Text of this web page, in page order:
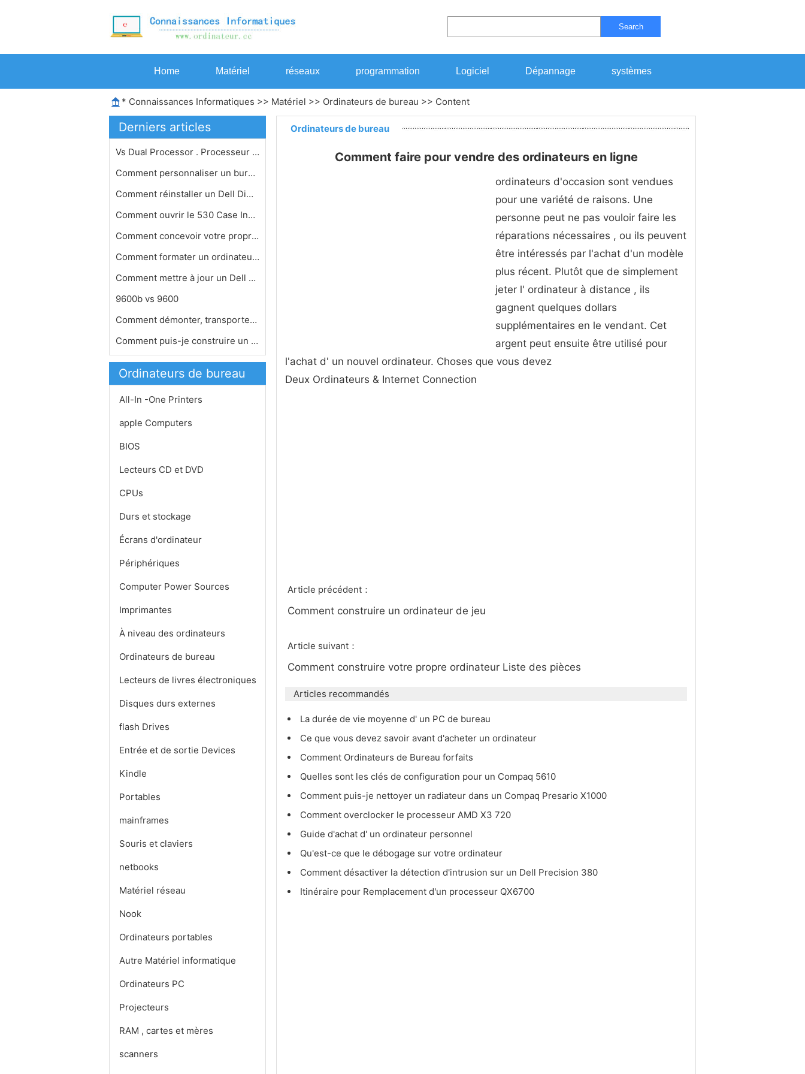
Search
Home Matériel réseaux programmation Logiciel Dépannage systèmes
* Connaissances Informatiques >> Matériel >> Ordinateurs de bureau >> Content
Derniers articles
Vs Dual Processor . Processeur simpl…
Comment personnaliser un bureau Wind…
Comment réinstaller un Dell Dimensi…
Comment ouvrir le 530 Case Inspiron
Comment concevoir votre propre PC De…
Comment formater un ordinateur de bu…
Comment mettre à jour un Dell Dimen…
9600b vs 9600
Comment démonter, transporter et Re…
Comment puis-je construire un PC en …
Ordinateurs de bureau
All-In -One Printers
apple Computers
BIOS
Lecteurs CD et DVD
CPUs
Durs et stockage
Écrans d'ordinateur
Périphériques
Computer Power Sources
Imprimantes
À niveau des ordinateurs
Ordinateurs de bureau
Lecteurs de livres électroniques
Disques durs externes
flash Drives
Entrée et de sortie Devices
Kindle
Portables
mainframes
Souris et claviers
netbooks
Matériel réseau
Nook
Ordinateurs portables
Autre Matériel informatique
Ordinateurs PC
Projecteurs
RAM , cartes et mères
scanners
Ordinateurs de bureau
Comment faire pour vendre des ordinateurs en ligne
ordinateurs d'occasion sont vendues
pour une variété de raisons. Une
personne peut ne pas vouloir faire les
réparations nécessaires , ou ils peuvent
être intéressés par l'achat d'un modèle
plus récent. Plutôt que de simplement
jeter l' ordinateur à distance , ils
gagnent quelques dollars
supplémentaires en le vendant. Cet
argent peut ensuite être utilisé pour
l'achat d' un nouvel ordinateur. Choses que vous devez
Deux Ordinateurs & Internet Connection
Article précédent：
Comment construire un ordinateur de jeu
Article suivant：
Comment construire votre propre ordinateur Liste des pièces
Articles recommandés
La durée de vie moyenne d' un PC de bureau
Ce que vous devez savoir avant d'acheter un ordinateur
Comment Ordinateurs de Bureau forfaits
Quelles sont les clés de configuration pour un Compaq 5610
Comment puis-je nettoyer un radiateur dans un Compaq Presario X1000
Comment overclocker le processeur AMD X3 720
Guide d'achat d' un ordinateur personnel
Qu'est-ce que le débogage sur votre ordinateur
Comment désactiver la détection d'intrusion sur un Dell Precision 380
Itinéraire pour Remplacement d'un processeur QX6700